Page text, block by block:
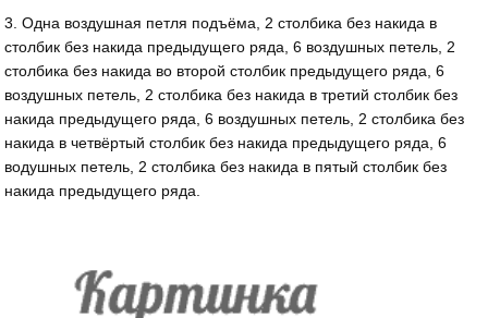
3. Одна воздушная петля подъёма, 2 столбика без накида в
столбик без накида предыдущего ряда, 6 воздушных петель, 2
столбика без накида во второй столбик предыдущего ряда, 6
воздушных петель, 2 столбика без накида в третий столбик без
накида предыдущего ряда, 6 воздушных петель, 2 столбика без
накида в четвёртый столбик без накида предыдущего ряда, 6
водушных петель, 2 столбика без накида в пятый столбик без
накида предыдущего ряда.